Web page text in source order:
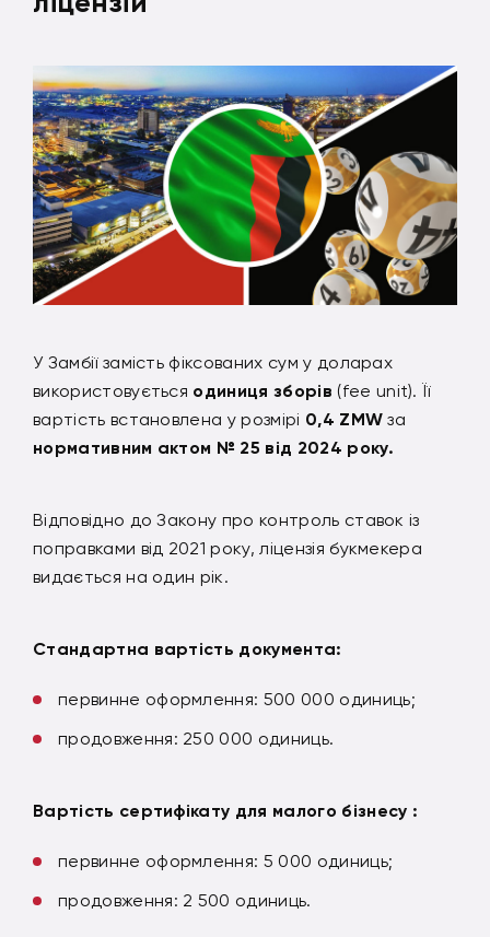
У Замбії замість фіксованих сум у доларах
використовується одиниця зборів (fee unit). Її
вартість встановлена ​​у розмірі 0,4 ZMW за
нормативним актом № 25 від 2024 року.
Відповідно до Закону про контроль ставок із
поправками від 2021 року, ліцензія букмекера
видається на один рік.
Стандартна вартість документа:
первинне оформлення: 500 000 одиниць;
продовження: 250 000 одиниць.
Вартість сертифікату для малого бізнесу :
первинне оформлення: 5 000 одиниць;
продовження: 2 500 одиниць.